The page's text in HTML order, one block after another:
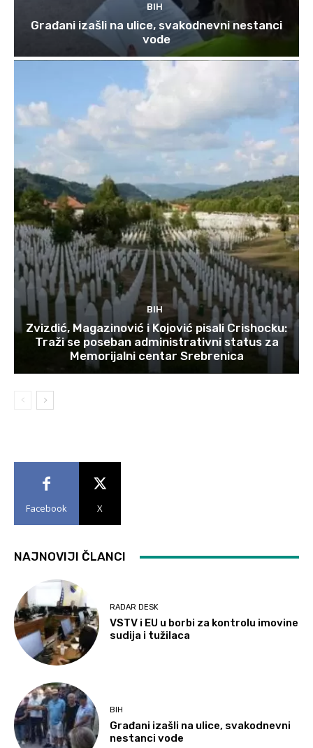
BIH
Građani izašli na ulice, svakodnevni nestanci
vode
BIH
Zvizdić, Magazinović i Kojović pisali Crishocku:
Traži se poseban administrativni status za
Memorijalni centar Srebrenica
Facebook X
NAJNOVIJI ČLANCI
RADAR DESK
VSTV i EU u borbi za kontrolu imovine
sudija i tužilaca
BIH
Građani izašli na ulice, svakodnevni
nestanci vode